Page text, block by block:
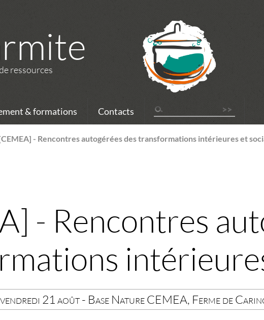
ressources
& formations Contacts
- Rencontres autogérées des transformations intérieures et
- Rencontres
21 août - Base Nature CEMEA, Ferme de